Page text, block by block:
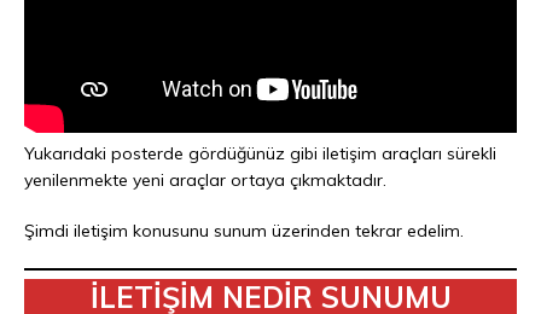
Yukarıdaki posterde gördüğünüz gibi iletişim araçları sürekli
yenilenmekte yeni araçlar ortaya çıkmaktadır.
Şimdi iletişim konusunu sunum üzerinden tekrar edelim.
İLETİŞİM NEDİR SUNUMU